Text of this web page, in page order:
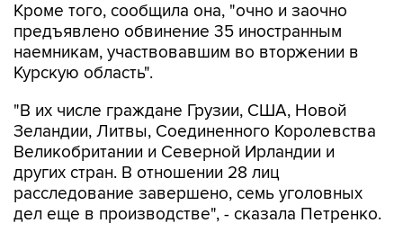
Кроме того, сообщила она, "очно и заочно
предъявлено обвинение 35 иностранным
наемникам, участвовавшим во вторжении в
Курскую область".
"В их числе граждане Грузии, США, Новой
Зеландии, Литвы, Соединенного Королевства
Великобритании и Северной Ирландии и
других стран. В отношении 28 лиц
расследование завершено, семь уголовных
дел еще в производстве", - сказала Петренко.